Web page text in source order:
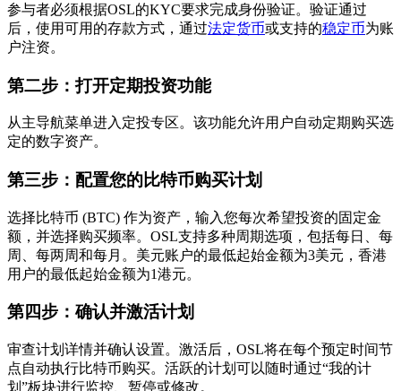
参与者必须根据OSL的KYC要求完成身份验证。验证通过
后，使用可用的存款方式，通过法定货币或支持的稳定币为账
户注资。
第二步：打开定期投资功能
从主导航菜单进入定投专区。该功能允许用户自动定期购买选
定的数字资产。
第三步：配置您的比特币购买计划
选择比特币 (BTC) 作为资产，输入您每次希望投资的固定金
额，并选择购买频率。OSL支持多种周期选项，包括每日、每
周、每两周和每月。美元账户的最低起始金额为3美元，香港
用户的最低起始金额为1港元。
第四步：确认并激活计划
审查计划详情并确认设置。激活后，OSL将在每个预定时间节
点自动执行比特币购买。活跃的计划可以随时通过“我的计
划”板块进行监控、暂停或修改。